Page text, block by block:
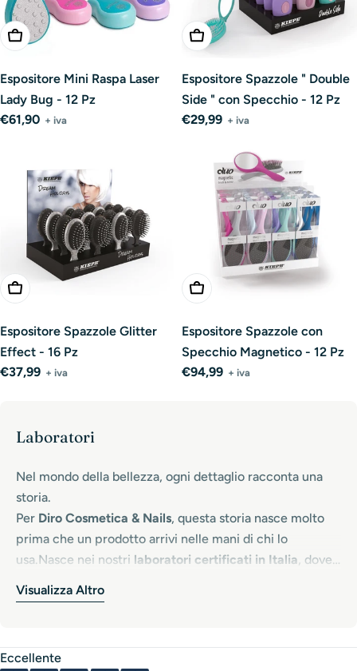
Aggiungi Al Carrello
Espositore Mini Raspa Laser
Lady Bug - 12 Pz
Prezzo
€61,90 + iva
Aggiungi Al Carrello
Espositore Spazzole " Double
Side " con Specchio - 12 Pz
Prezzo
€29,99 + iva
Aggiungi Al Carrello
Espositore Spazzole Glitter
Effect - 16 Pz
Prezzo
€37,99 + iva
Aggiungi Al Carrello
Espositore Spazzole con
Specchio Magnetico - 12 Pz
Prezzo
€94,99 + iva
Laboratori
Nel mondo della bellezza, ogni dettaglio racconta una
storia.
Per Diro Cosmetica & Nails, questa storia nasce molto
prima che un prodotto arrivi nelle mani di chi lo
usa.Nasce nei nostri laboratori certificati in Italia, dove
artigianale e una selezione rigorosa di
sono semplici strumenti di lavoro, ma veri alleati di
Ogni texture, ogni colore, ogni profumazione è pensata,
è l’origine di tutto
Visualizza Altro
Eccellente